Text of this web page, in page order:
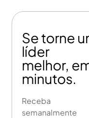
Se torne
líder
melhor,
minutos.
Receba
semanalmente